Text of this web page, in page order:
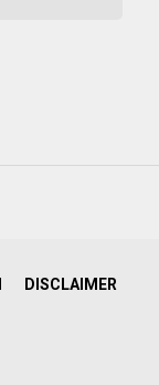
DISCLAIMER